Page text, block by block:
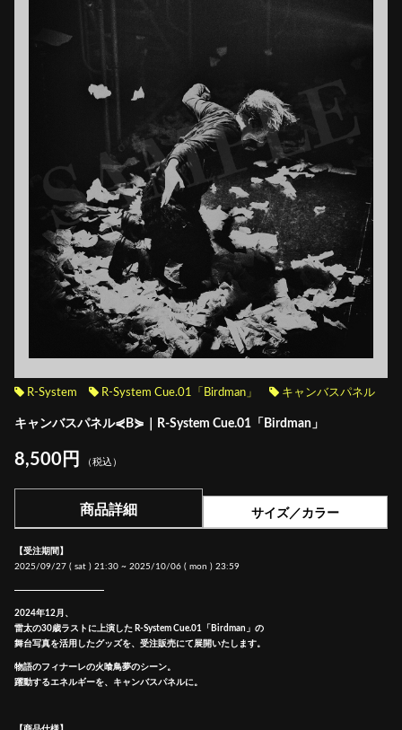
R-System R-System Cue.01「Birdman」 キャンバスパネル
キャンバスパネル⋞B⋟｜R-System Cue.01「Birdman」
8,500円 （税込）
商品詳細 サイズ／カラー
【受注期間】
2025/09/27 ( sat ) 21:30 ~ 2025/10/06 ( mon ) 23:59
2024年12月、
雷太の30歳ラストに上演した R-System Cue.01「Birdman」の
舞台写真を活用したグッズを、受注販売にて展開いたします。
物語のフィナーレの火喰鳥夢のシーン。
躍動するエネルギーを、キャンバスパネルに。